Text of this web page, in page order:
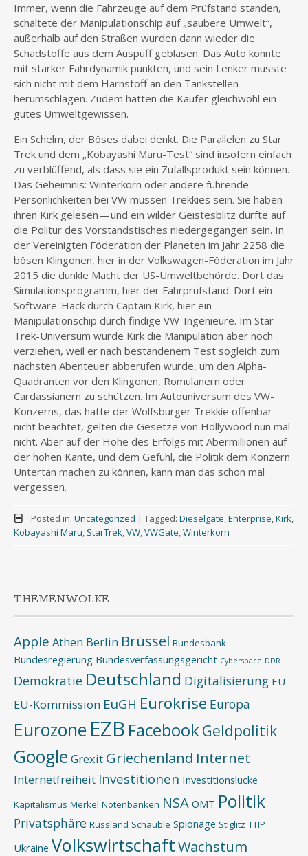
Immer, wenn die Fahrzeuge auf dem Prüfstand standen,
schaltete der Manipulationschip auf „saubere Umwelt“,
außerhalb auf den Straßen wurden dann wieder die
Schadstoffe aus dem Auspuff geblasen. Das Auto konnte
mit starker Fahrdynamik punkten, und sein Lenker musste
sich nicht mit dem Harnstoff an den Tankstellen
herumschlagen. Zudem hatten die Käufer gleichwohl ein
gutes Umweltgewissen.
Ein Schelm, der Böses dabei denkt. Die Parallelen zu Star
Trek und dem „Kobayashi Maru-Test“ sind insofern einfach
zu verblüffend, als dass sie ein Zufallsprodukt sein können.
Das Geheimnis: Winterkorn oder andere führende
Persönlichkeiten bei VW müssen Trekkies sein. Sie haben
ihren Kirk gelesen — und ein wilder Geistesblitz dürfte auf
die Politur des Vorstandstisches niedergegangen sein. In
der Vereinigten Föderation der Planeten im Jahr 2258 die
bösen Klingonen, hier in der Volkswagen-Föderation im Jahr
2015 die dunkle Macht der US-Umweltbehörde. Dort das
Simulationsprogramm, hier der Fahrprüfstand. Dort ein
Software-Hack durch Captain Kirk, hier ein
Manipulationschip durch findige VW-Ingenieure. Im Star-
Trek-Universum wurde Kirk die Manipulation aber noch
verziehen, weil er nach bestandenem Test sogleich zum
nächsten Abenteuer abberufen wurde, um den Alpha-
Quadranten vor den Klingonen, Romulanern oder
Cardassianern zu schützen. Im Autouniversum des VW-
Konzerns, das hatte der Wolfsburger Trekkie offenbar
nicht beachtet, gelten die Gesetze von Hollywood nun mal
nicht. Aber auf der Höhe des Erfolgs mit Abermillionen auf
der hohen Kante, und dem Gefühl, die Politik dem Konzern
Untertan machen zu können, kann man das schon mal
vergessen.
Posted in: Uncategorized | Tagged: Dieselgate,Enterprise,Kirk,
Kobayashi Maru, StarTrek,VW,VWGate,Winterkorn
THEMENWOLKE
Apple Athen Berlin Brüssel Bundesbank
Bundesregierung Bundesverfassungsgericht Cyberspace DDR
Demokratie Deutschland Digitalisierung EU
EU-Kommission EuGH Eurokrise Europa
Eurozone EZB FacebookGeldpolitik
Google Grexit Griechenland Internet
Internetfreiheit Investitionen Investitionslücke
Kapitalismus Merkel Notenbanken NSA OMT Politik
Privatsphäre Russland Schäuble Spionage Stiglitz TTIP
Ukraine VolkswirtschaftWachstum